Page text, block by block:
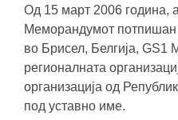
Од 15 март 2006 година,
Меморандумот
во Брисел, Белгија, GS1
регионалната
организација од
под уставно име.